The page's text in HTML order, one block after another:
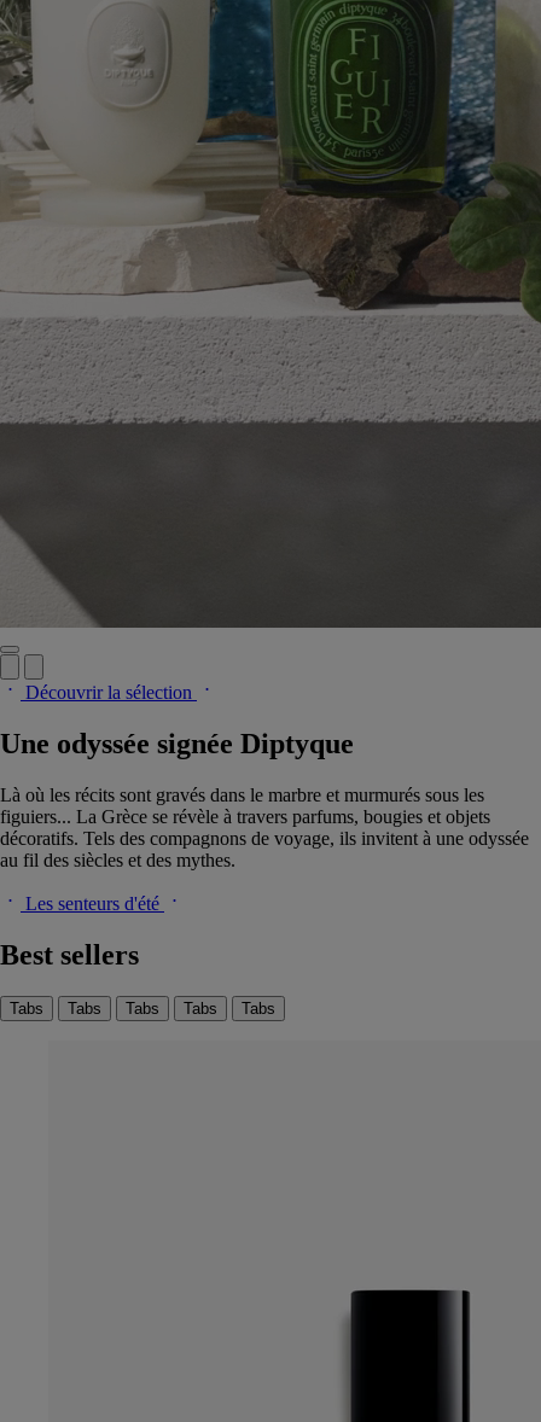
Découvrir la sélection
Une odyssée signée Diptyque
Là où les récits sont gravés dans le marbre et murmurés sous les
figuiers... La Grèce se révèle à travers parfums, bougies et objets
décoratifs. Tels des compagnons de voyage, ils invitent à une odyssée
au fil des siècles et des mythes.
Les senteurs d'été
Best sellers
Tabs Tabs Tabs Tabs Tabs